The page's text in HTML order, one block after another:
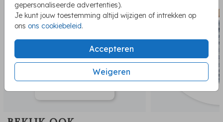
gepersonaliseerde advertenties).
Je kunt jouw toestemming altijd wijzigen of intrekken op
ons ons cookiebeleid.
Accepteren
Weigeren